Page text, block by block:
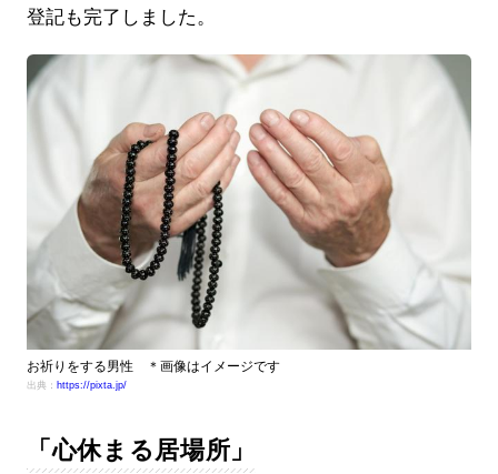
登記も完了しました。
お祈りをする男性 ＊画像はイメージです
出典： https://pixta.jp/
「心休まる居場所」